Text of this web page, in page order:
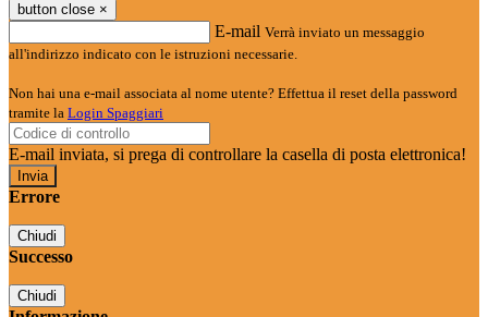
button close ×
E-mail Verrà inviato un messaggio
all'indirizzo indicato con le istruzioni necessarie.
Non hai una e-mail associata al nome utente? Effettua il reset della password
tramite la Login Spaggiari
E-mail inviata, si prega di controllare la casella di posta elettronica!
Errore
Chiudi
Successo
Chiudi